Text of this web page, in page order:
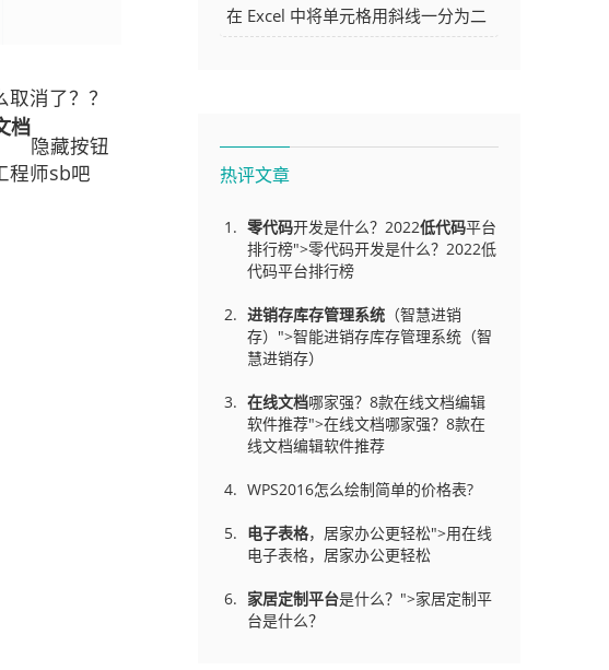
消了？？
档
隐藏按钮
程师sb吧
骤及技巧
在 Excel 中将单元格用斜线一分为二
热评文章
零代码开发是什么？2022低代码平台
排行榜">零代码开发是什么？2022低
代码平台排行榜
进销存库存管理系统 （智慧进销
存）">智能进销存库存管理系统（智
慧进销存）
在线文档哪家强？8款在线文档编辑
软件推荐">在线文档哪家强？8款在
线文档编辑软件推荐
WPS2016怎么绘制简单的价格表?
电子表格，居家办公更轻松">用在线
电子表格，居家办公更轻松
家居定制平台是什么？">家居定制平
台是什么？